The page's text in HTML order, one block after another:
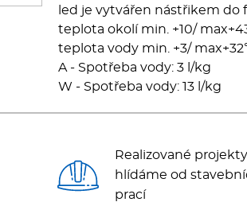
led je vytvářen nástřikem
teplota okolí min. +10/
teplota vody min. +3/
A - Spotřeba vody: 3 l/kg
W - Spotřeba vody: 13 l/kg
Realizované
hlídáme od
prací